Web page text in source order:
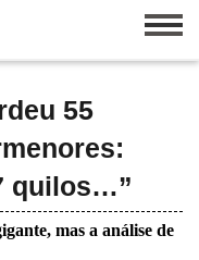
55
quilos…”
mas a análise de